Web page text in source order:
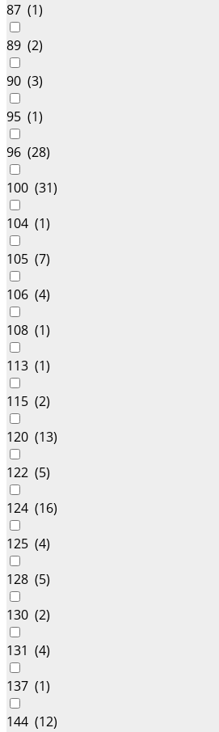
87 (1)
89 (2)
90 (3)
95 (1)
96 (28)
100 (31)
104 (1)
105 (7)
106 (4)
108 (1)
113 (1)
115 (2)
120 (13)
122 (5)
124 (16)
125 (4)
128 (5)
130 (2)
131 (4)
137 (1)
144 (12)